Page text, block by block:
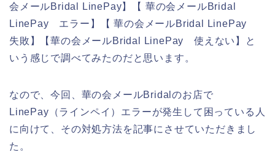
会メールBridal LinePay】【 華の会メールBridal
LinePay エラー】【 華の会メールBridal LinePay
失敗】【華の会メールBridal LinePay 使えない】と
いう感じで調べてみたのだと思います。
なので、今回、華の会メールBridalのお店で
LinePay（ラインペイ）エラーが発生して困っている人
に向けて、その対処方法を記事にさせていただきまし
た。